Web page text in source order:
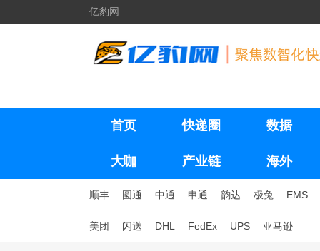
亿豹网
首页 快递圈 数据
大咖 产业链 海外
顺丰 圆通 中通 申通 韵达 极兔 EMS
美团 闪送 DHL FedEx UPS 亚马逊